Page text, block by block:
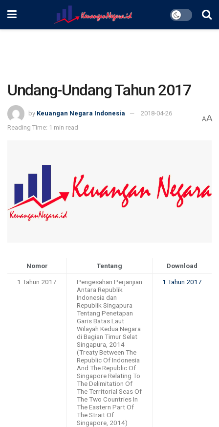
Undang-Undang Tahun 2017
by Keuangan Negara Indonesia
2018-04-26
Reading Time: 1 min read
AA
Nomor Tentang Download
1 Tahun 2017
Pengesahan Perjanjian
Antara Republik
Indonesia dan
Republik Singapura
Tentang Penetapan
Garis Batas Laut
Wilayah Kedua Negara
di Bagian Timur Selat
Singapura, 2014
(Treaty Between The
Republic Of Indonesia
And The Republic Of
Singapore Relating To
The Delimitation Of
The Territorial Seas Of
The Two Countries In
The Eastern Part Of
The Strait Of
Singapore, 2014)
1 Tahun 2017